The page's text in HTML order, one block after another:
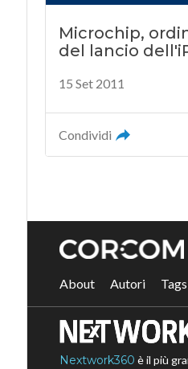
Microchip,
del lancio
15 Set 2011
Condividi
About Autori Tags
Nextwork360 è il più